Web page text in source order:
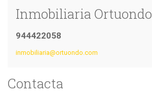
Inmobiliaria Ortuondo
944422058
inmobiliaria@ortuondo.com
Contacta